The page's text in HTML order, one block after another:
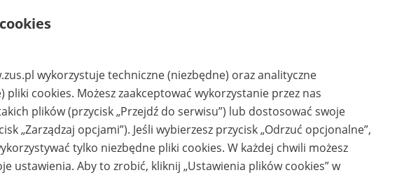
11-26 Zaktualizowano stronę "Centrala Zakładu"
11-21 Zaktualizowano stronę "Koordynator ds. dostępności"
11-18
Zaktualizowano stronę "Wymagania dla oprogramowania interfejsowego -
Aplikacje Gabinetowe (e-Zwolnienia)"
wykorzystuje techniczne (niezbędne) oraz analityczne
pliki cookies. Możesz zaakceptować wykorzystanie przez nas
plików (przycisk „Przejdź do serwisu”) lub dostosować swoje
„Zarządzaj opcjami”). Jeśli wybierzesz przycisk „Odrzuć opcjonalne”,
tylko niezbędne pliki cookies. W każdej chwili możesz
ustawienia. Aby to zrobić, kliknij „Ustawienia plików cookies” w